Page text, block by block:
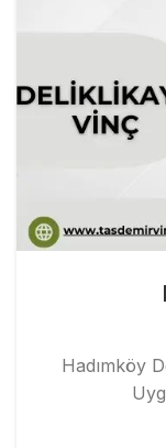
Hadımköy